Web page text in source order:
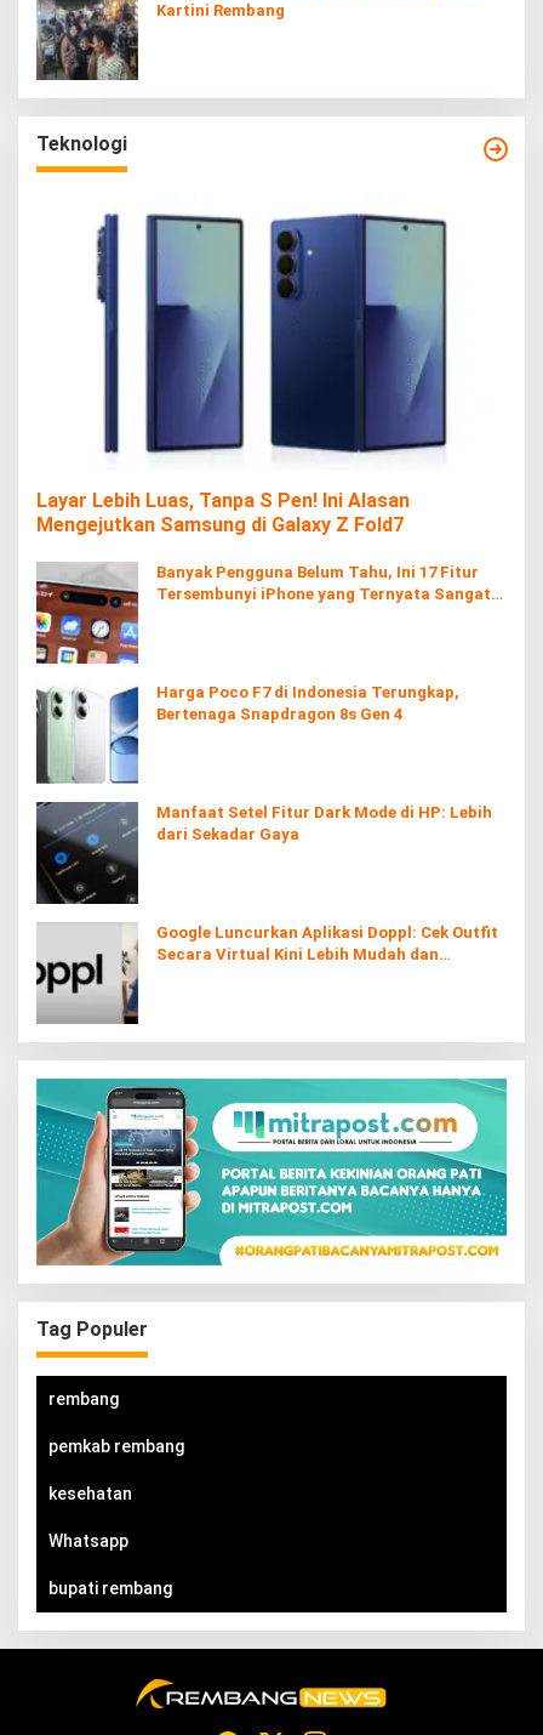
Kartini Rembang
Teknologi
Layar Lebih Luas, Tanpa S Pen! Ini Alasan
Mengejutkan Samsung di Galaxy Z Fold7
Banyak Pengguna Belum Tahu, Ini 17 Fitur
Tersembunyi iPhone yang Ternyata Sangat
Harga Poco F7 di Indonesia Terungkap,
Bertenaga Snapdragon 8s Gen 4
Manfaat Setel Fitur Dark Mode di HP: Lebih
dari Sekadar Gaya
Google Luncurkan Aplikasi Doppl: Cek Outfit
Secara Virtual Kini Lebih Mudah dan
Tag Populer
rembang
pemkab rembang
kesehatan
Whatsapp
bupati rembang